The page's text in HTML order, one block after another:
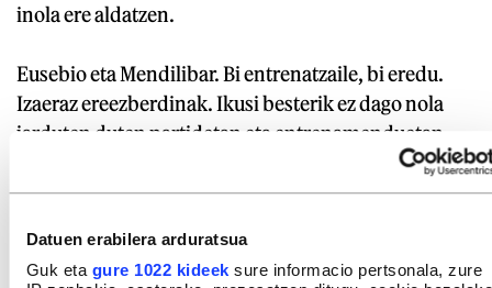
Datuen erabilera arduratsua
Guk eta gure 1022 kideek sure informacio pertsonala, zure
inola ere aldatzen.
Eusebio eta Mendilibar. Bi entrenatzaile, bi eredu.
Izaeraz ereezberdinak. Ikusi besterik ez dago nola
jarduten duten partidetan eta entrenamenduetan.
Bat bestea baino hobea? Bakoitza berean, onak.
Futbolaren aniztasuna.